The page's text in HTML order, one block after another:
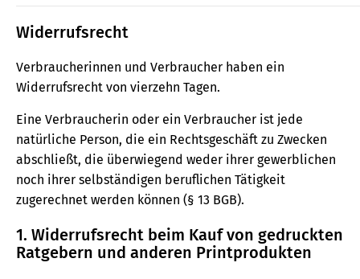
Widerrufsrecht
Verbraucherinnen und Verbraucher haben ein
Widerrufsrecht von vierzehn Tagen.
Eine Verbraucherin oder ein Verbraucher ist jede
natürliche Person, die ein Rechtsgeschäft zu Zwecken
abschließt, die überwiegend weder ihrer gewerblichen
noch ihrer selbständigen beruflichen Tätigkeit
zugerechnet werden können (§ 13 BGB).
1. Widerrufsrecht beim Kauf von gedruckten
Ratgebern und anderen Printprodukten